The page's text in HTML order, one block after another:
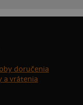
doručenia
a vrátenia